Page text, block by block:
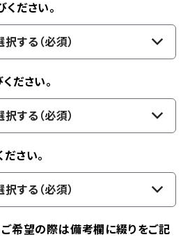
ださい。
択する（必須）
ださい。
択する（必須）
さい。
択する（必須）
希望の際は備考欄に綴りをご記